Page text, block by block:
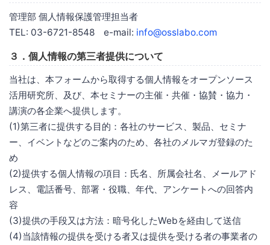
管理部 個人情報保護管理担当者
TEL: 03-6721-8548 e-mail: info@osslabo.com
３．個人情報の第三者提供について
当社は、本フォームから取得する個人情報をオープンソース
活用研究所、及び、本セミナーの主催・共催・協賛・協力・
講演の各企業へ提供します。
(1)第三者に提供する目的：各社のサービス、製品、セミナ
ー、イベントなどのご案内のため、各社のメルマガ登録のた
め
(2)提供する個人情報の項目：氏名、所属会社名、メールアド
レス、電話番号、部署・役職、年代、アンケートへの回答内
容
(3)提供の手段又は方法：暗号化したWebを経由して送信
(4)当該情報の提供を受ける者又は提供を受ける者の事業者の